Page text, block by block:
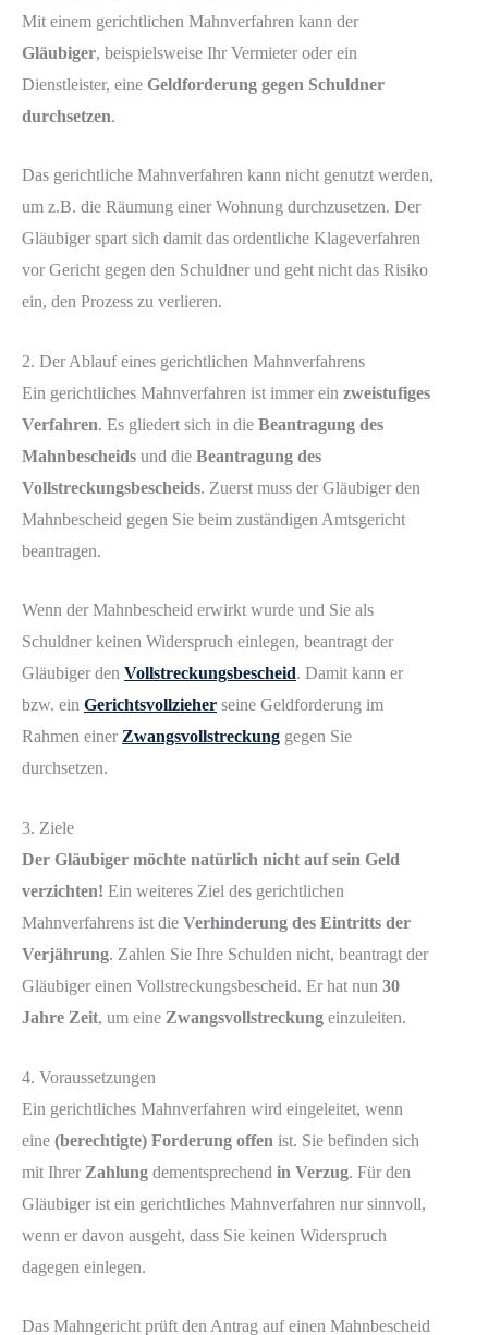
Mit einem gerichtlichen Mahnverfahren kann der
Gläubiger, beispielsweise Ihr Vermieter oder ein
Dienstleister, eine Geldforderung gegen Schuldner
durchsetzen.
Das gerichtliche Mahnverfahren kann nicht genutzt werden,
um z.B. die Räumung einer Wohnung durchzusetzen. Der
Gläubiger spart sich damit das ordentliche Klageverfahren
vor Gericht gegen den Schuldner und geht nicht das Risiko
ein, den Prozess zu verlieren.
2. Der Ablauf eines gerichtlichen Mahnverfahrens
Ein gerichtliches Mahnverfahren ist immer ein zweistufiges
Verfahren. Es gliedert sich in die Beantragung des
Mahnbescheids und die Beantragung des
Vollstreckungsbescheids. Zuerst muss der Gläubiger den
Mahnbescheid gegen Sie beim zuständigen Amtsgericht
beantragen.
Wenn der Mahnbescheid erwirkt wurde und Sie als
Schuldner keinen Widerspruch einlegen, beantragt der
Gläubiger den Vollstreckungsbescheid. Damit kann er
bzw. ein Gerichtsvollzieher seine Geldforderung im
Rahmen einer Zwangsvollstreckung gegen Sie
durchsetzen.
3. Ziele
Der Gläubiger möchte natürlich nicht auf sein Geld
verzichten! Ein weiteres Ziel des gerichtlichen
Mahnverfahrens ist die Verhinderung des Eintritts der
Verjährung. Zahlen Sie Ihre Schulden nicht, beantragt der
Gläubiger einen Vollstreckungsbescheid. Er hat nun 30
Jahre Zeit, um eine Zwangsvollstreckung einzuleiten.
4. Voraussetzungen
Ein gerichtliches Mahnverfahren wird eingeleitet, wenn
eine (berechtigte) Forderung offen ist. Sie befinden sich
mit Ihrer Zahlung dementsprechend in Verzug. Für den
Gläubiger ist ein gerichtliches Mahnverfahren nur sinnvoll,
wenn er davon ausgeht, dass Sie keinen Widerspruch
dagegen einlegen.
Das Mahngericht prüft den Antrag auf einen Mahnbescheid